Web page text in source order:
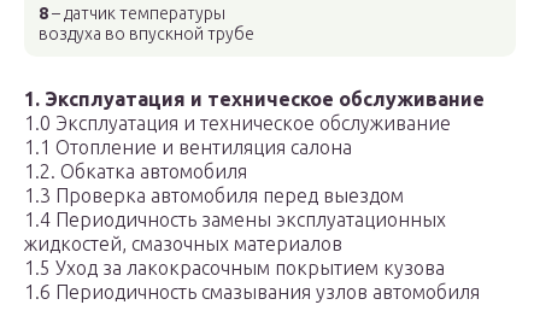
8– датчик температуры
воздуха во впускной трубе
1. Эксплуатация и техническое обслуживание
1.0 Эксплуатация и техническое обслуживание
1.1 Отопление и вентиляция салона
1.2. Обкатка автомобиля
1.3 Проверка автомобиля перед выездом
1.4 Периодичность замены эксплуатационных
жидкостей, смазочных материалов
1.5 Уход за лакокрасочным покрытием кузова
1.6 Периодичность смазывания узлов автомобиля